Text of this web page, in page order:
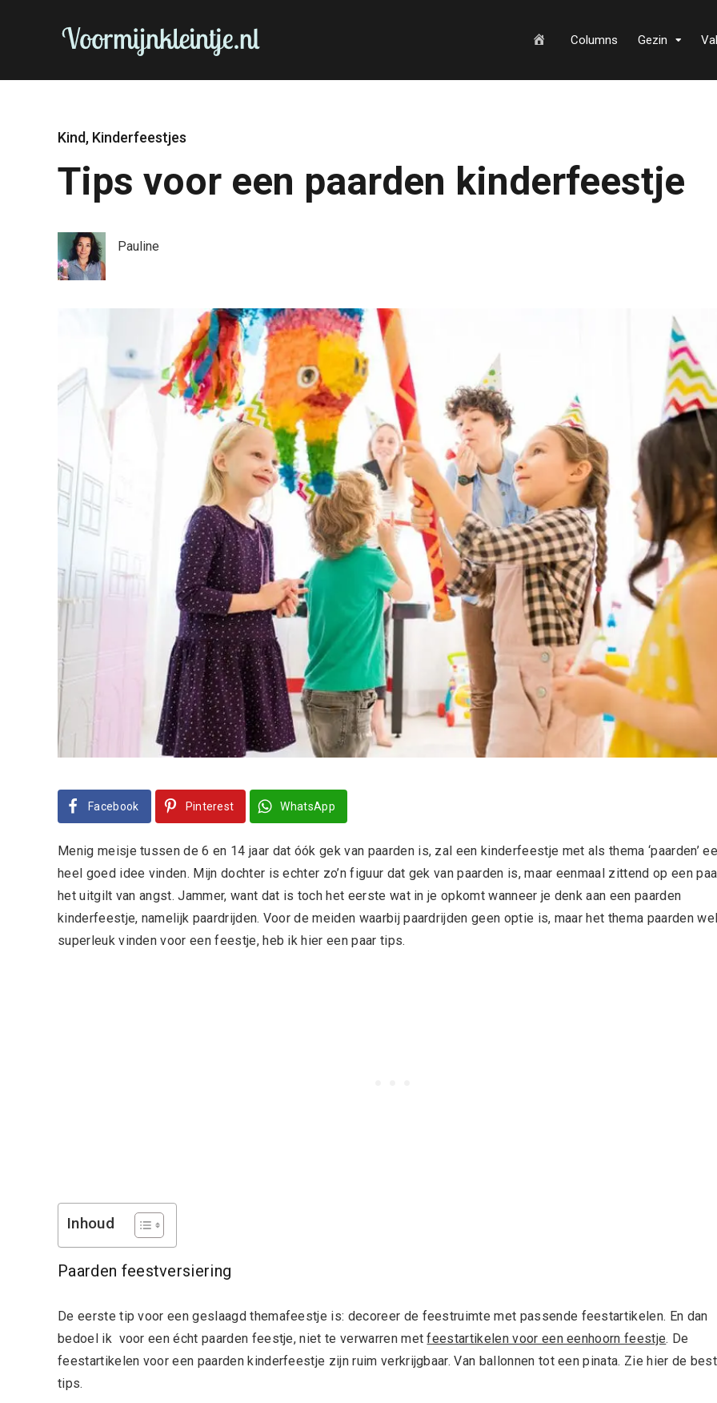
m
Columns Gezin
Kind, Kinderfeestjes
Tips voor een paarden kinderfeestje
Pauline
Facebook Pinterest WhatsApp
Menig meisje tussen de 6 en 14 jaar dat óók gek van paarden is, zal een kinderfeestje met als thema ‘paarden’
heel goed idee vinden. Mijn dochter is echter zo’n figuur dat gek van paarden is, maar eenmaal zittend op een
het uitgilt van angst. Jammer, want dat is toch het eerste wat in je opkomt wanneer je denk aan een paarden
kinderfeestje, namelijk paardrijden. Voor de meiden waarbij paardrijden geen optie is, maar het thema paarden
superleuk vinden voor een feestje, heb ik hier een paar tips.
Inhoud
Paarden feestversiering
De eerste tip voor een geslaagd themafeestje is: decoreer de feestruimte met passende feestartikelen. En dan
bedoel ik voor een écht paarden feestje, niet te verwarren metfeestartikelen voor een eenhoorn feestje. De
feestartikelen voor een paarden kinderfeestje zijn ruim verkrijgbaar. Van ballonnen tot een pinata. Zie hier de
tips.